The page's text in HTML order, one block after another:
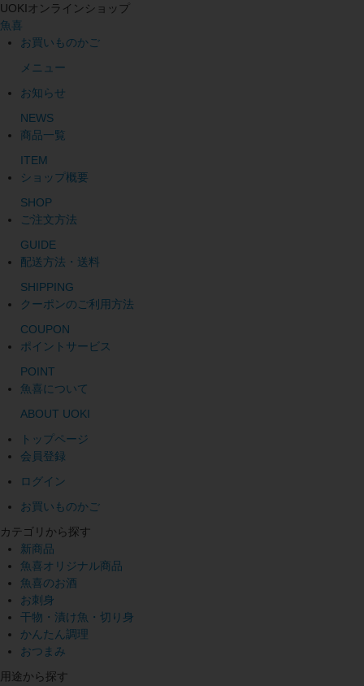
UOKIオンラインショップ
魚喜
お買いものかご
メニュー
お知らせ
NEWS
商品一覧
ITEM
ショップ概要
SHOP
ご注文方法
GUIDE
配送方法・送料
SHIPPING
クーポンのご利用方法
COUPON
ポイントサービス
POINT
魚喜について
ABOUT UOKI
トップページ
会員登録
ログイン
お買いものかご
カテゴリから探す
新商品
魚喜オリジナル商品
魚喜のお酒
お刺身
干物・漬け魚・切り身
かんたん調理
おつまみ
用途から探す